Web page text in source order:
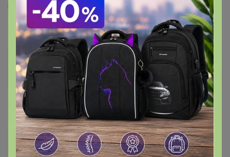
решить нельзя, беспокоиться бесполезно.
Бонифаций
Серебряный организатор
13 ноября, 2021 17:27
Бонифаций, здравствуйте, я кофе ещё не